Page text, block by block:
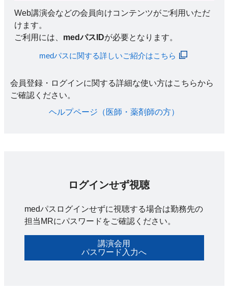
Web講演会などの会員向けコンテンツがご利用いただ
けます。
ご利用には、 medパスIDが必要となります。
medパスに関する詳しいご紹介はこちら
会員登録・ログインに関する詳細な使い方はこちらから
ご確認ください。​
ヘルプページ（医師・薬剤師の方）​
ログインせず視聴
medパスログインせずに視聴する場合は勤務先の
担当MRにパスワードをご確認ください。
講演会用
パスワード入力へ